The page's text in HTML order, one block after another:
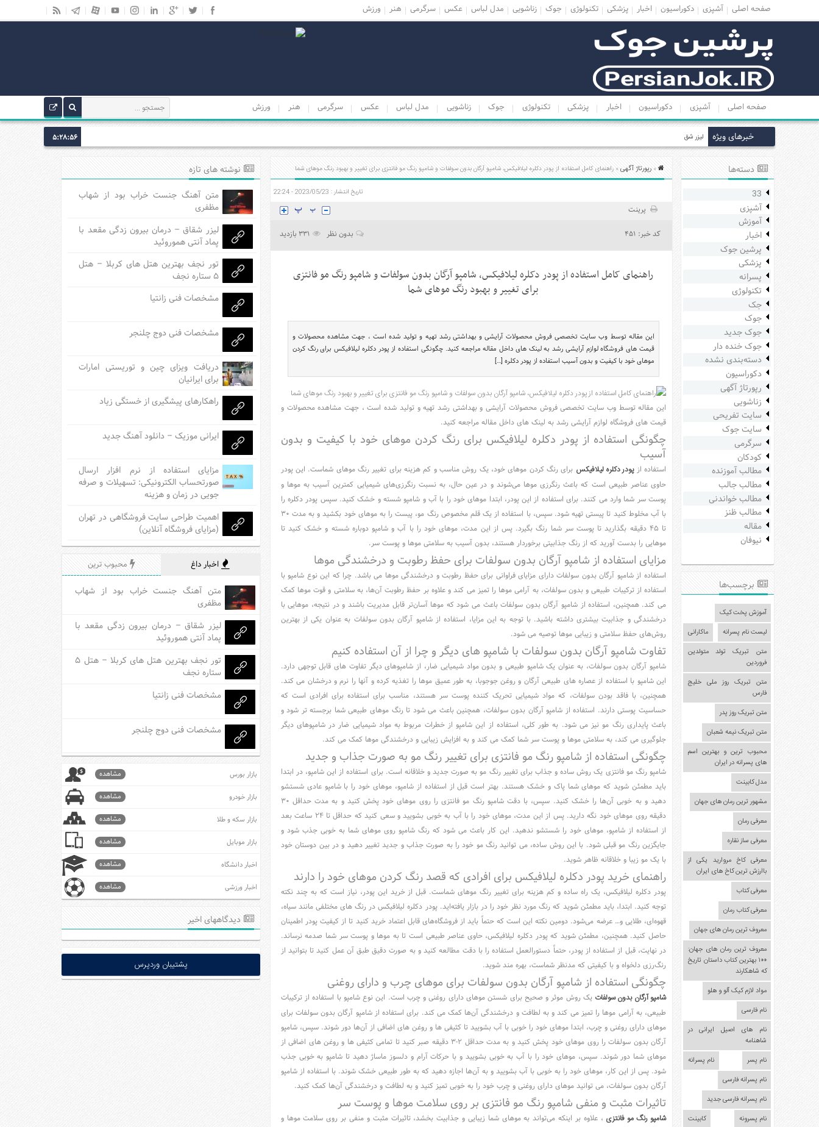
صفحه اصلی آشپزی دکوراسیون اخبار پزشکی تکنولوژی جوک زناشویی مدل لباس عکس سرگرمی هنر ورزش
صفحه اصلی آشپزی دکوراسیون اخبار پزشکی تکنولوژی جوک زناشویی مدل لباس عکس سرگرمی هنر ورزش
اصلی
خبرهای ویژه لیزر شقاق – درمان بیرون زدگی مقعد با پ 5:28:57
دسته‌ها
33
آشپزی
آموزش
اخبار
پرشین جوک
پزشکی
پسرانه
تکنولوژی
جک
جوک
جوک جدید
جوک خنده دار
دسته‌بندی نشده
دکوراسیون
رپورتاژ آگهی
زناشویی
سایت تفریحی
سایت جوک
سرگرمی
کودکان
مطالب آموزنده
مطالب جالب
مطالب خواندنی
مطالب ظنز
مقاله
نیوفان
برچسب‌ها
آموزش پخت کیک
لیست نام پسرانه
ماکارانی
متن تبریک تولد متولدین
فروردین
متن تبریک روز ملی خلیج
فارس
متن تبریک روز پدر
متن تبریک نیمه شعبان
محبوب ترین و بهترین اسم
های پسرانه در ایران
مدل کابینت
مشهور ترین رمان های جهان
معرفی رمان
معرفی ساز نقاره
معرفی کاخ مروارید یکی از
باارزش ترین کاخ های ایران
معرفی کتاب
معرفی کتاب رمان
معروف ترین رمان های جهان
معروف ترین رمان های جهان:
۱۰۰ بهترین کتاب داستان تاریخ
که شاهکارند
مواد لازم کیک آلو و هلو
نام فارسی
نام های اصیل ایرانی در
شاهنامه
نام پسر
نام پسرانه
نام پسرانه فارسی
نام پسرانه فارسی جدید
نام پسرونه
کابینت
»رپورتاژ آگهی» راهنمای کامل استفاده از پودر دکلره لیلافیکس، شامپو آرگان بدون سولفات و شامپو رنگ مو فانتزی برای تغییر و بهبود رنگ موهای شما
تاریخ انتشار : 2023/05/23 - 22:24
پرینت
کد خبر: 451
331 بازدید بدون نظر
راهنمای کامل استفاده از پودر دکلره لیلافیکس، شامپو آرگان بدون سولفات و شامپو رنگ مو فانتزی
برای تغییر و بهبود رنگ موهای شما
این مقاله توسط وب سایت تخصصی فروش محصولات آرایشی و بهداشتی رشد تهیه و تولید شده است ، جهت مشاهده محصولات و
قیمت های فروشگاه لوازم آرایشی رشد به لینک های داخل مقاله مراجعه کنید. چگونگی استفاده از پودر دکلره لیلافیکس برای رنگ کردن
موهای خود با کیفیت و بدون آسیب استفاده از پودر دکلره […]
این مقاله توسط وب سایت تخصصی فروش محصولات آرایشی و بهداشتی رشد تهیه و تولید شده است ، جهت مشاهده محصولات و
قیمت های فروشگاه لوازم آرایشی رشد به لینک های داخل مقاله مراجعه کنید.
چگونگی استفاده از پودر دکلره لیلافیکس برای رنگ کردن موهای خود با کیفیت و بدون
آسیب
استفاده ازپودر دکلره لیلافیکس برای رنگ کردن موهای خود، یک روش مناسب و کم هزینه برای تغییر رنگ موهای شماست. این پودر
حاوی عناصر طبیعی است که باعث رنگرزی موها می‌شوند و در عین حال، به نسبت رنگرزی‌های شیمیایی کمترین آسیب به موها و
پوست سر شما وارد می کنند. برای استفاده از این پودر، ابتدا موهای خود را با آب و شامپو شسته و خشک کنید. سپس پودر دکلره را
با آب مخلوط کنید تا پیستی تهیه شود. سپس، با استفاده از یک قلم مخصوص رنگ مو، پیست را به موهای خود بکشید و به مدت ۳۰
تا ۴۵ دقیقه بگذارید تا پوست سر شما رنگ بگیرد. پس از این مدت، موهای خود را با آب و شامپو دوباره شسته و خشک کنید تا
موهایی را بدست آورید که از رنگ جذابیتی برخوردار هستند، بدون آسیب به سلامتی موها و پوست سر.
مزایای استفاده از شامپو آرگان بدون سولفات برای حفظ رطوبت و درخشندگی موها
استفاده از شامپو آرگان بدون سولفات دارای مزایای فراوانی برای حفظ رطوبت و درخشندگی موها می باشد. چرا که این نوع شامپو با
استفاده از ترکیبات طبیعی و بدون سولفات، به آرامی موها را تمیز می کند و علاوه بر حفظ رطوبت آن‌ها، به سلامتی و قوت موها کمک
می کند. همچنین، استفاده از شامپو آرگان بدون سولفات باعث می شود که موها آسان‌تر قابل مدیریت باشند و در نتیجه، موهایی با
درخشندگی و جذابیت بیشتری داشته باشید. با توجه به این مزایا، استفاده از شامپو آرگان بدون سولفات به عنوان یکی از بهترین
روش‌های حفظ سلامتی و زیبایی موها توصیه می شود.
تفاوت شامپو آرگان بدون سولفات با شامپو های دیگر و چرا از آن استفاده کنیم
شامپو آرگان بدون سولفات، به عنوان یک شامپو طبیعی و بدون مواد شیمیایی ضار، از شامپوهای دیگر تفاوت های قابل توجهی دارد.
این شامپو با استفاده از عصاره های طبیعی آرگان و روغن جوجوبا، به طور عمیق موها را تغذیه کرده و آنها را نرم و درخشان می کند.
همچنین، با فاقد بودن سولفات، که مواد شیمیایی تحریک کننده پوست سر هستند، مناسب برای استفاده برای افرادی است که
حساسیت پوستی دارند. استفاده از شامپو آرگان بدون سولفات، همچنین باعث می شود تا رنگ موهای طبیعی شما برجسته تر شود و
باعث پایداری رنگ مو نیز می شود. به طور کلی، استفاده از این شامپو از خطرات مربوط به مواد شیمیایی ضار در شامپوهای دیگر
جلوگیری می کند، به سلامتی موها و پوست سر شما کمک می کند و به افزایش زیبایی و درخشندگی موها کمک می کند.
چگونگی استفاده از شامپو رنگ مو فانتزی برای تغییر رنگ مو به صورت جذاب و جدید
شامپو رنگ مو فانتزی یک روش ساده و جذاب برای تغییر رنگ مو به صورت جدید و خلاقانه است. برای استفاده از این شامپو، در ابتدا
باید مطمئن شوید که موهای شما پاک و خشک هستند. بهتر است قبل از استفاده از شامپو، موهای خود را با شامپو عادی شستشو
دهید و به خوبی آن‌ها را خشک کنید. سپس، با دقت شامپو رنگ مو فانتزی را روی موهای خود پخش کنید و به مدت حداقل ۳۰
دقیقه روی موهای خود نگه دارید. پس از این مدت، موهای خود را با آب به خوبی بشویید و سعی کنید که حداقل تا ۲۴ ساعت بعد
از استفاده از شامپو، موهای خود را شستشو ندهید. این کار باعث می شود که رنگ شامپو روی موهای شما به خوبی جذب شود و
جایگزین رنگ مو قبلی شود. با این روش ساده، می توانید رنگ مو خود را به صورت جذاب و جدید تغییر دهید و در بین دوستان خود
با یک مو زیبا و خلاقانه ظاهر شوید.
راهنمای خرید پودر دکلره لیلافیکس برای افرادی که قصد رنگ کردن موهای خود را دارند
پودر دکلره لیلافیکس، یک راه ساده و کم هزینه برای تغییر رنگ موهای شماست. قبل از خرید این پودر، نیاز است که به چند نکته
توجه کنید. ابتدا، باید مطمئن شوید که رنگ مورد نظر خود را در بازار یافته‌اید. پودر دکلره لیلافیکس در رنگ های مختلفی مانند سیاه،
قهوه‌ای، طلایی و… عرضه می‌شود. دومین نکته این است که حتماً باید از فروشگاه‌های قابل اعتماد خرید کنید تا از کیفیت پودر اطمینان
حاصل کنید. همچنین، مطمئن شوید که پودر دکلره لیلافیکس، حاوی عناصر طبیعی است تا به موها و پوست سر شما صدمه نرساند.
در نهایت، قبل از استفاده از پودر، حتماً دستورالعمل استفاده را با دقت مطالعه کنید و به صورت دقیق طبق آن عمل کنید تا بتوانید از
رنگ‌رزی دلخواه و با کیفیتی که مدنظر شماست، بهره مند شوید.
چگونگی استفاده از شامپو آرگان بدون سولفات برای موهای چرب و دارای روغنی
شامپو آرگان بدون سولفات یک روش موثر و صحیح برای شستن موهای دارای روغنی و چرب است. این نوع شامپو با استفاده از ترکیبات
طبیعی، به آرامی موها را تمیز می کند و به لطافت و درخشندگی آن‌ها کمک می کند. برای استفاده از شامپو آرگان بدون سولفات برای
موهای دارای روغنی و چرب، ابتدا موهای خود را خوبی با آب بشویید تا کثیفی ها و روغن های اضافی از آن‌ها دور شوند. سپس، شامپو
آرگان بدون سولفات را روی موهای خود پخش کنید و به مدت حداقل ۲-۳ دقیقه صبر کنید تا تمامی کثیفی ها و روغن های اضافی از
موهای شما دور شوند. سپس، موهای خود را با آب به خوبی بشویید و با حرکات آرام و دلسوز ماساژ دهید تا شامپو به خوبی جذب
شود. پس از این کار، موهای خود را به خوبی با آب بشویید و به آن‌ها اجازه دهید که به طور طبیعی خشک شوند. با استفاده از شامپو
آرگان بدون سولفات، می توانید موهای دارای روغنی و چرب خود را به خوبی تمیز کنید و به لطافت و درخشندگی آن‌ها کمک کنید.
تاثیرات مثبت و منفی شامپو رنگ مو فانتزی بر روی سلامت موها و پوست سر
شامپو رنگ مو فانتزی ، علاوه بر اینکه می‌تواند به موهای شما زیبایی و جذابیت بخشد، تاثیرات مثبت و منفی بر روی سلامت موها و
نوشته های تازه
متن آهنگ جنست خراب بود از شهاب
مظفری
لیزر شقاق – درمان بیرون زدگی مقعد با
پماد آنتی هموروئید
تور نجف بهترین هتل های کربلا – هتل
۵ ستاره نجف
مشخصات فنی زانتیا
مشخصات فنی دوج چلنجر
دریافت ویزای چین و توریستی امارات
برای ایرانیان
راهکارهای پیشگیری از خستگی زیاد
ایرانی موزیک – دانلود آهنگ جدید
مزایای استفاده از نرم افزار ارسال
صورتحساب الکترونیکی: تسهیلات و صرفه
جویی در زمان و هزینه
اهمیت طراحی سایت فروشگاهی در تهران
(مزایای فروشگاه آنلاین)
اخبار داغ محبوب ترین
متن آهنگ جنست خراب بود از شهاب
مظفری
لیزر شقاق – درمان بیرون زدگی مقعد با
پماد آنتی هموروئید
تور نجف بهترین هتل های کربلا – هتل ۵
ستاره نجف
مشخصات فنی زانتیا
مشخصات فنی دوج چلنجر
بازار بورس مشاهده
بازار خودرو مشاهده
بازار سکه و طلا مشاهده
بازار موبایل مشاهده
اخبار دانشگاه مشاهده
اخبار ورزشی مشاهده
دیدگاههای اخیر
پشتیبان وردپرس